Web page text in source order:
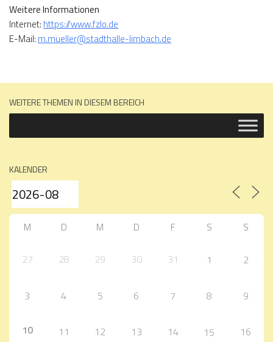
Weitere Informationen
Internet: https://www.fzlo.de
E-Mail: m.mueller@stadthalle-limbach.de
WEITERE THEMEN IN DIESEM BEREICH
KALENDER
M D M D F S S
27 28 29 30 31 1 2
3 4 5 6 7 8 9
10 11 12 13 14 15 16